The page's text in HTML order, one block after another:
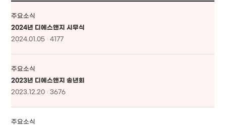
주요소식
2024년 디에스앤지 시무식
2024.01.05
4177
주요소식
2023년 디에스앤지 송년회
2023.12.20
3676
주요소식